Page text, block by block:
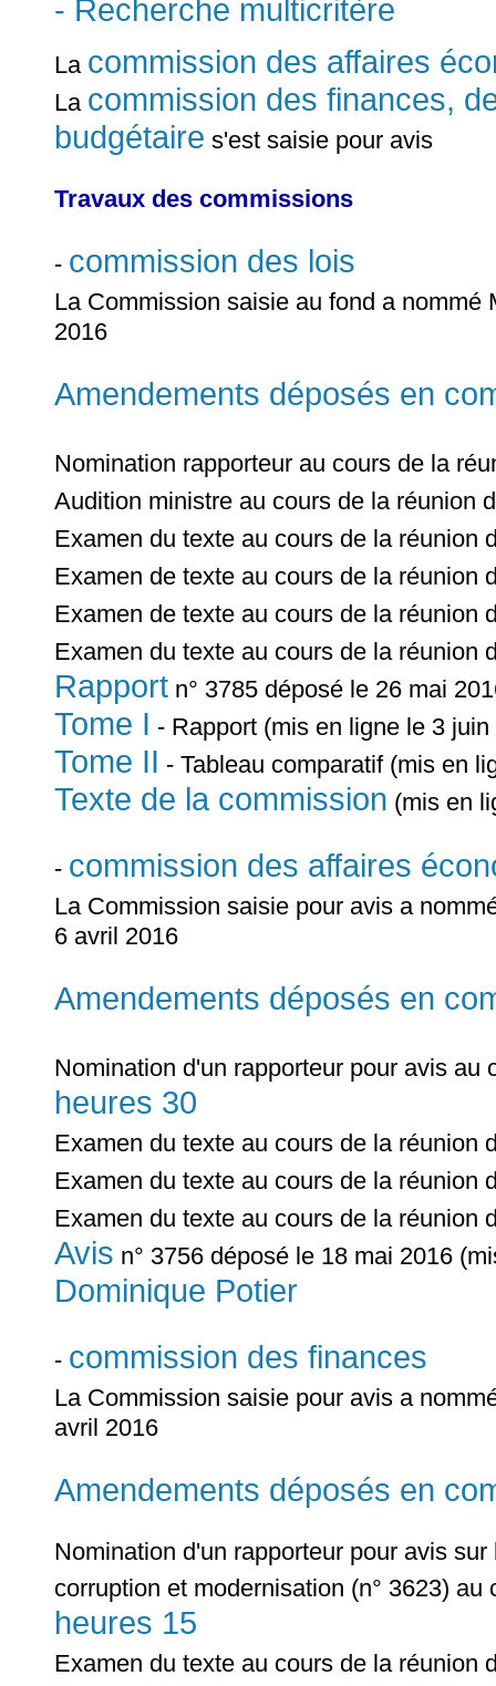
- Recherche multicritère
La commission des affaires
La commission des finances,
budgétaire s'est saisie pour avis
Travaux des commissions
- commission des lois
La Commission saisie au fond a nommé
2016
Amendements déposés en
Nomination rapporteur au cours de la
Audition ministre au cours de la réunion
Examen du texte au cours de la réunion
Examen de texte au cours de la réunion
Examen de texte au cours de la réunion
Examen du texte au cours de la réunion
Rapport n° 3785 déposé le 26 mai
Tome I - Rapport (mis en ligne le 3
Tome II - Tableau comparatif (mis en
Texte de la commission (mis en
- commission des affaires
La Commission saisie pour avis a
6 avril 2016
Amendements déposés en
Nomination d'un rapporteur pour avis au
heures 30
Examen du texte au cours de la réunion
Examen du texte au cours de la réunion
Examen du texte au cours de la réunion
Avis n° 3756 déposé le 18 mai 2016
Dominique Potier
- commission des finances
La Commission saisie pour avis a
avril 2016
Amendements déposés en
Nomination d'un rapporteur pour avis
corruption et modernisation (n° 3623)
heures 15
Examen du texte au cours de la réunion